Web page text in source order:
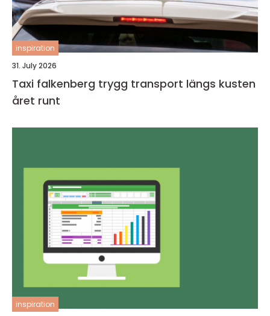
inspiration
31. July 2026
Taxi falkenberg trygg transport längs kusten
året runt
inspiration